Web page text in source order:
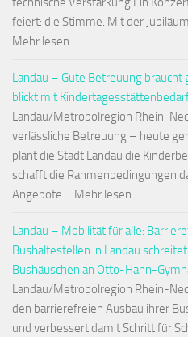
feiert: die Stimme. Mit der
Mehr lesen
Landau – Gute Betreuung braucht
blickt mit
Landau/Metropolregion Rhein-
verlässliche Betreuung – heute
plant die Stadt Landau die
schafft die Rahmenbedingungen
Angebote ... Mehr lesen
Landau – Mobilität für alle:
Bushaltestellen in Landau
Bushäuschen an Otto-Hahn-
Landau/Metropolregion Rhein-
den barrierefreien Ausbau ihrer
und verbessert damit Schritt für